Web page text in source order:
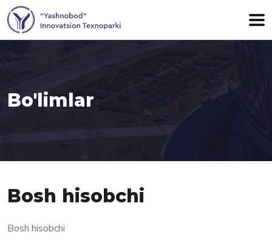
Bo'limlar
Bosh hisobchi
Bosh hisobchi